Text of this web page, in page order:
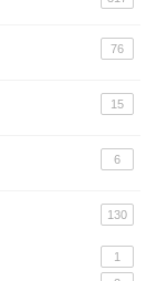
76
15
6
130
1